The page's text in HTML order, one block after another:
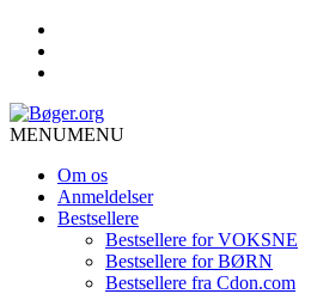
MENUMENU
Om os
Anmeldelser
Bestsellere
Bestsellere for VOKSNE
Bestsellere for BØRN
Bestsellere fra Cdon.com